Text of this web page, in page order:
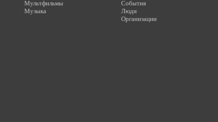
Мультфильмы
Музыка
События
Люди
Организации